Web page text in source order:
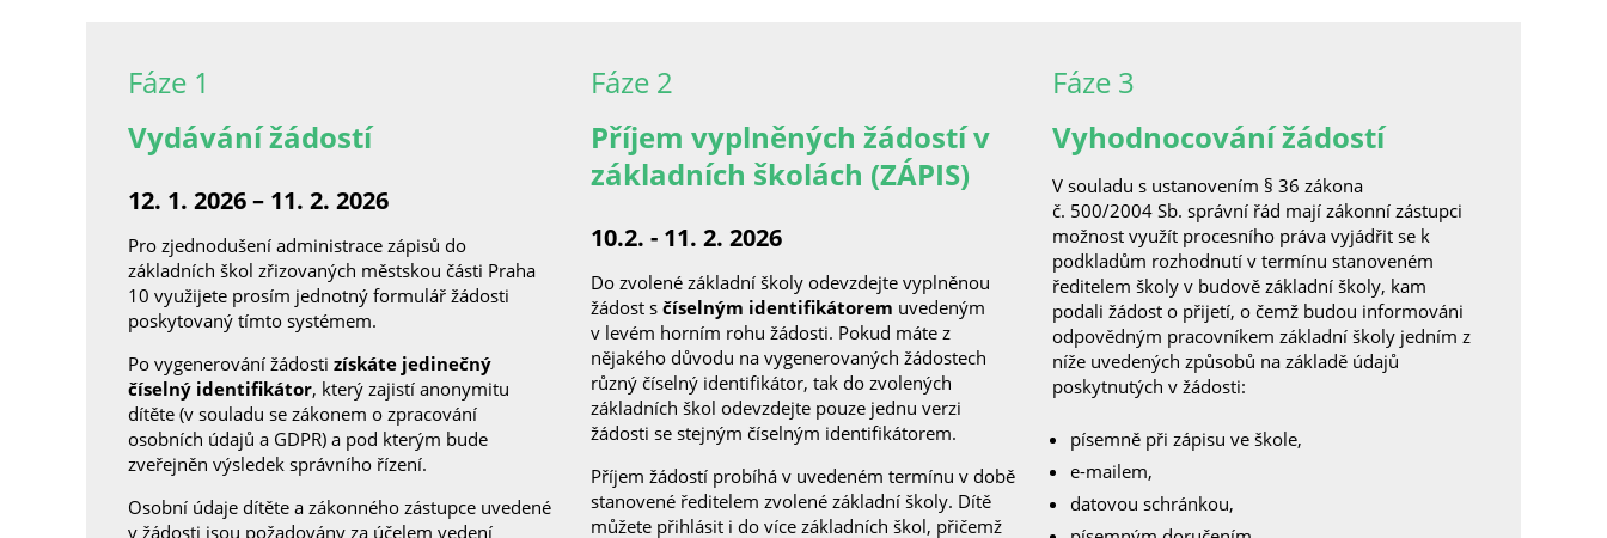
Fáze 1
Vydávání žádostí
12. 1. 2026 – 11. 2. 2026
Pro zjednodušení administrace zápisů do
základních škol zřizovaných městskou části Praha
10 využijete prosím jednotný formulář žádosti
poskytovaný tímto systémem.
Po vygenerování žádosti získáte jedinečný
číselný identifikátor, který zajistí anonymitu
dítěte (v souladu se zákonem o zpracování
osobních údajů a GDPR) a pod kterým bude
zveřejněn výsledek správního řízení.
Osobní údaje dítěte a zákonného zástupce uvedené
v žádosti jsou požadovány za účelem vedení
Fáze 2
Příjem vyplněných žádostí v
základních školách (ZÁPIS)
10.2. - 11. 2. 2026
Do zvolené základní školy odevzdejte vyplněnou
žádost s číselným identifikátorem uvedeným
v levém horním rohu žádosti. Pokud máte z
nějakého důvodu na vygenerovaných žádostech
různý číselný identifikátor, tak do zvolených
základních škol odevzdejte pouze jednu verzi
žádosti se stejným číselným identifikátorem.
Příjem žádostí probíhá v uvedeném termínu v době
stanovené ředitelem zvolené základní školy. Dítě
můžete přihlásit i do více základních škol, přičemž
Fáze 3
Vyhodnocování žádostí
V souladu s ustanovením § 36 zákona
č. 500/2004 Sb. správní řád mají zákonní zástupci
možnost využít procesního práva vyjádřit se k
podkladům rozhodnutí v termínu stanoveném
ředitelem školy v budově základní školy, kam
podali žádost o přijetí, o čemž budou informováni
odpovědným pracovníkem základní školy jedním z
níže uvedených způsobů na základě údajů
poskytnutých v žádosti:
písemně při zápisu ve škole,
e-mailem,
datovou schránkou,